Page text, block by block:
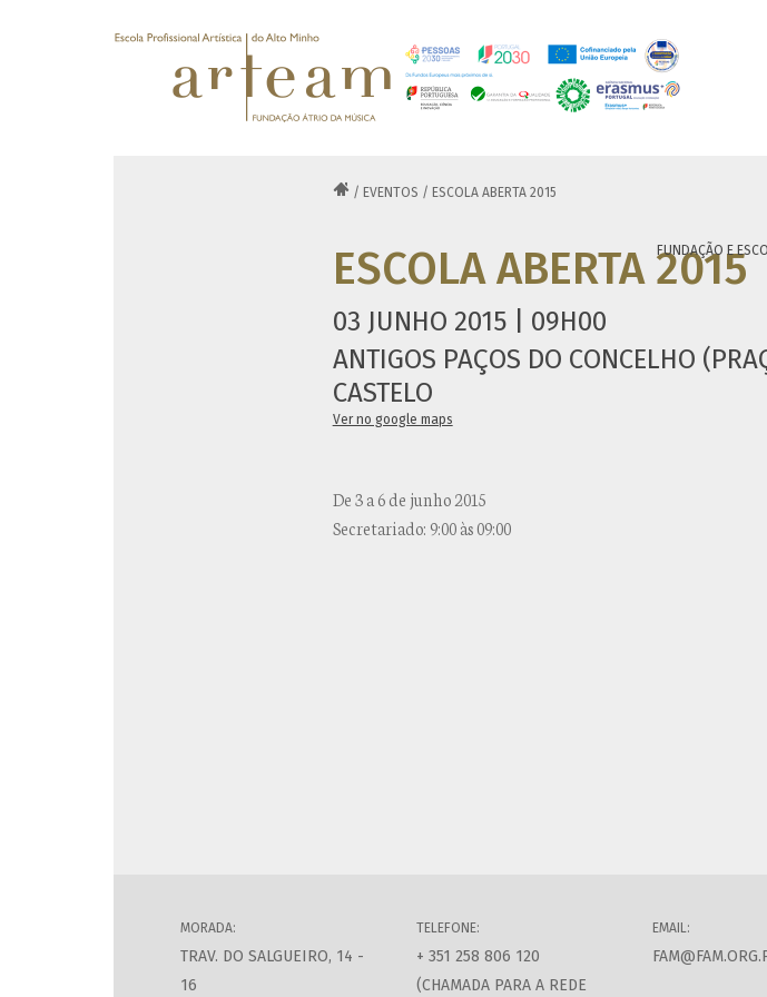
FUNDAÇÃO E
 / EVENTOS / ESCOLA ABERTA 2015
ESCOLA ABERTA 2015
03 JUNHO 2015 | 09H00
ANTIGOS PAÇOS DO CONCELHO
CASTELO
Ver no google maps
De 3 a 6 de junho 2015
Secretariado: 9:00 às 09:00
MORADA:
TRAV. DO SALGUEIRO, 14 -
16
TELEFONE:
+ 351 258 806 120
(CHAMADA PARA A REDE
EMAIL: